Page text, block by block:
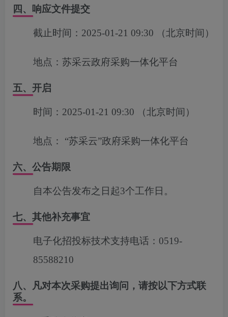
四、响应文件提交
截止时间： 2025-01-21 09:30 （北京时间）
地点： 苏采云政府采购一体化平台
五、开启
时间： 2025-01-21 09:30 （北京时间）
地点： “苏采云”政府采购一体化平台
六、公告期限
自本公告发布之日起3个工作日。
七、其他补充事宜
电子化招投标技术支持电话：0519-
85588210
八、凡对本次采购提出询问，请按以下方式联
系。